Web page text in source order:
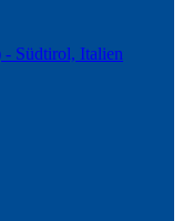
- Südtirol, Italien